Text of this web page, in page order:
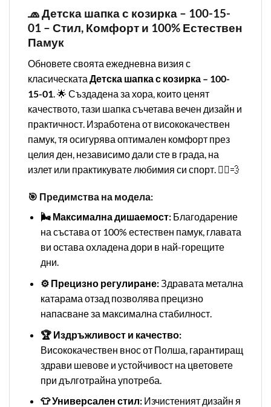
🧢 Детска шапка с козирка – 100-15-
01 – Стил, Комфорт и 100% Естествен
Памук
Обновете своята ежедневна визия с
класическата Детска шапка с козирка – 100-
15-01 . 🌟 Създадена за хора, които ценят
качеството, тази шапка съчетава вечен дизайн и
практичност. Изработена от висококачествен
памук, тя осигурява оптимален комфорт през
целия ден, независимо дали сте в града, на
излет или практикувате любимия си спорт. 🏃‍♂️💨
🎯 Предимства на модела:
🌬️ Максимална дишаемост:Благодарение
на състава от 100% естествен памук, главата
ви остава охладена дори в най-горещите
дни.
⚙️ Прецизно регулиране:Здравата метална
катарама отзад позволява прецизно
напасване за максимална стабилност.
🏆 Издръжливост и качество:
Висококачествен внос от Полша, гарантиращ
здрави шевове и устойчивост на цветовете
при дълготрайна употреба.
👕 Универсален стил:Изчистеният дизайн я